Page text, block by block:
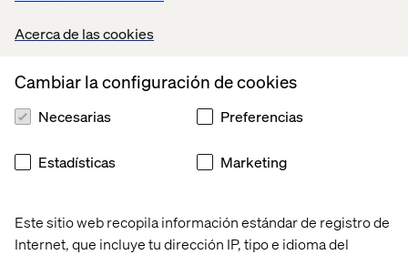
Acerca de las cookies
Este sitio web recopila información estándar de registro de
Internet, que incluye tu dirección IP, tipo e idioma del
Cambiar la configuración de cookies
Necesarias Preferencias
Estadísticas Marketing
agencia digital, uno de los objetivos clave era encontrar a
nuestros clubes miembros. Desde el primer día,
experiencia y flexibilidad para ofrecer una experiencia
abrumadoramente positiva.